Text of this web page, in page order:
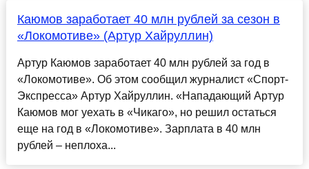
Каюмов заработает 40 млн рублей за сезон в
«Локомотиве» (Артур Хайруллин)
Артур Каюмов заработает 40 млн рублей за год в
«Локомотиве». Об этом сообщил журналист «Спорт-
Экспресса» Артур Хайруллин. «Нападающий Артур
Каюмов мог уехать в «Чикаго», но решил остаться
еще на год в «Локомотиве». Зарплата в 40 млн
рублей – неплоха...